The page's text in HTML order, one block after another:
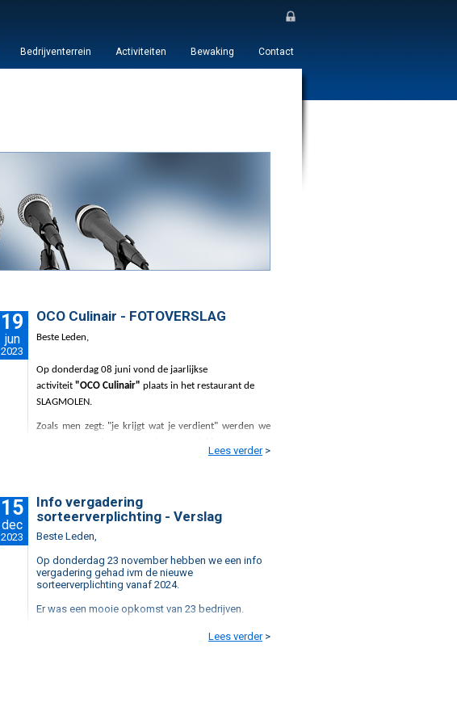
Contact
Bewaking
Activiteiten
Bedrijventerrein
19
jun
2023
OCO Culinair - FOTOVERSLAG
Beste Leden,
Op donderdag 08 juni vond de jaarlijkse
activiteit "OCO Culinair" plaats in het restaurant de
SLAGMOLEN.
Zoals men zegt: "je krijgt wat je verdient" werden we
foto's ook enkel lachende gezichten.
Tot snel
Het bestuur
Lees verder>
15
dec
2023
Info vergadering
sorteerverplichting - Verslag
Beste Leden,
Op donderdag 23 november hebben we een info
vergadering gehad ivm de nieuwe
sorteerverplichting vanaf 2024.
Er was een mooie opkomst van 23 bedrijven.
We houden jullie op de hoogte ivm eventuele
toekomstige samenwerkingen op ons
Lees verder>